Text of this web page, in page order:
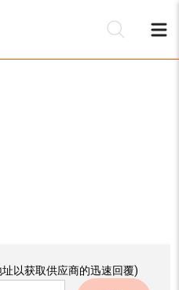
以获取供应商的迅速回覆)